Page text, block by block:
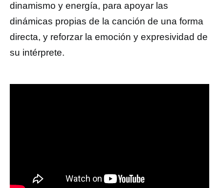
dinamismo y energía, para apoyar las
dinámicas propias de la canción de una forma
directa, y reforzar la emoción y expresividad de
su intérprete.